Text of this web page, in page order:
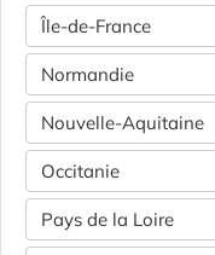
Île-de-France
Normandie
Nouvelle-Aquitaine
Occitanie
Pays de la Loire